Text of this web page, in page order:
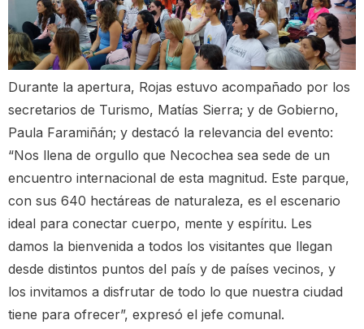
Durante la apertura, Rojas estuvo acompañado por los
secretarios de Turismo, Matías Sierra; y de Gobierno,
Paula Faramiñán; y destacó la relevancia del evento:
“Nos llena de orgullo que Necochea sea sede de un
encuentro internacional de esta magnitud. Este parque,
con sus 640 hectáreas de naturaleza, es el escenario
ideal para conectar cuerpo, mente y espíritu. Les
damos la bienvenida a todos los visitantes que llegan
desde distintos puntos del país y de países vecinos, y
los invitamos a disfrutar de todo lo que nuestra ciudad
tiene para ofrecer”, expresó el jefe comunal.